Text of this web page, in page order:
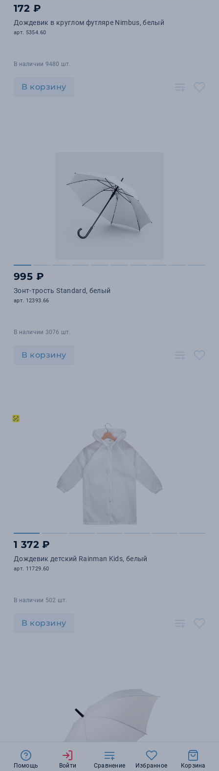
172 ₽
Дождевик в круглом футляре Nimbus, белый
арт. 5354.60
В наличии 9480 шт.
В корзину
995 ₽
Зонт-трость Standard, белый
арт. 12393.66
В наличии 3076 шт.
В корзину
1 372 ₽
Дождевик детский Rainman Kids, белый
арт. 11729.60
В наличии 502 шт.
В корзину
Помощь Войти Сравнение Избранное Корзина